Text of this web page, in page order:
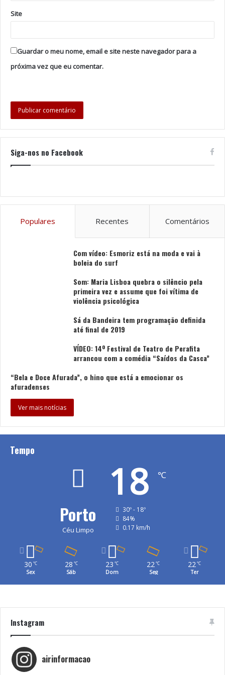
Site
Guardar o meu nome, email e site neste navegador para a
próxima vez que eu comentar.
Siga-nos no Facebook
Populares Recentes Comentários
Com vídeo: Esmoriz está na moda e vai à
boleia do surf
Som: Maria Lisboa quebra o silêncio pela
primeira vez e assume que foi vítima de
violência psicológica
Sá da Bandeira tem programação definida
até final de 2019
VÍDEO: 14º Festival de Teatro de Perafita
arrancou com a comédia “Saídos da Casca”
“Bela e Doce Afurada”, o hino que está a emocionar os
afuradenses
Ver mais notícias
Tempo
Porto
Céu Limpo
18 ℃
30º - 18º
84%
0.17 km/h
30 ℃
Sex
28 ℃
Sáb
23 ℃
Dom
22℃
Seg
22℃
Ter
Instagram
airinformacao